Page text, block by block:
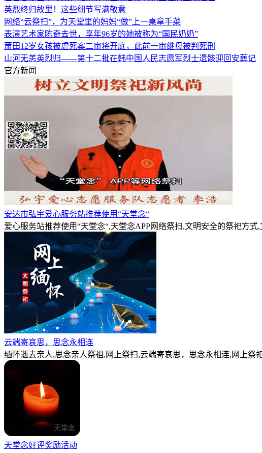
英烈终归故里！这些细节写满敬意
网络“云祭扫”，为天堂里的妈妈“做”上一桌拿手菜
表演艺术家陈奇去世，享年96岁的她被称为“国民奶奶”
莆田12岁女孩被虐死案二审将开庭，此前一审继母被判死刑
山河无恙英烈归——第十二批在韩中国人民志愿军烈士遗骸迎回安葬记
官方新闻
安达市弘宇爱心服务站推荐使用“天堂念“
爱心服务站推荐使用“天堂念“,天堂念APP网络祭扫,文明安全的祭祀方
云端寄哀思，思念永相连
缅怀逝去亲人,思念亲人祭祖,网上祭扫,云端寄哀思，思念永相连,网上祭
天堂念好评奖励活动